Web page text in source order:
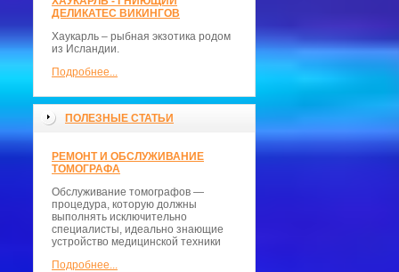
ДЕЛИКАТЕС ВИКИНГОВ
Хаукарль – рыбная экзотика родом
из Исландии.
Подробнее...
ПОЛЕЗНЫЕ СТАТЬИ
РЕМОНТ И ОБСЛУЖИВАНИЕ
ТОМОГРАФА
Обслуживание томографов —
процедура, которую должны
выполнять исключительно
специалисты, идеально знающие
устройство медицинской техники
Подробнее...